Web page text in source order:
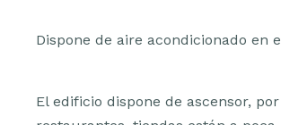
Dispone de aire acondicionado en
El edificio dispone de ascensor,